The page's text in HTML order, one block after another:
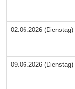
02.06.2026 (Dienstag)
09.06.2026 (Dienstag)